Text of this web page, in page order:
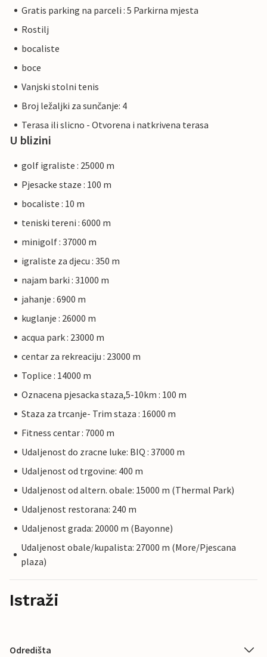
Gratis parking na parceli : 5 Parkirna mjesta
Rostilj
bocaliste
boce
Vanjski stolni tenis
Broj ležaljki za sunčanje: 4
Terasa ili slicno - Otvorena i natkrivena terasa
U blizini
golf igraliste : 25000 m
Pjesacke staze : 100 m
bocaliste : 10 m
teniski tereni : 6000 m
minigolf : 37000 m
igraliste za djecu : 350 m
najam barki : 31000 m
jahanje : 6900 m
kuglanje : 26000 m
acqua park : 23000 m
centar za rekreaciju : 23000 m
Toplice : 14000 m
Oznacena pjesacka staza,5-10km : 100 m
Staza za trcanje- Trim staza : 16000 m
Fitness centar : 7000 m
Udaljenost do zracne luke: BIQ : 37000 m
Udaljenost od trgovine: 400 m
Udaljenost od altern. obale: 15000 m (Thermal Park)
Udaljenost restorana: 240 m
Udaljenost grada: 20000 m (Bayonne)
Udaljenost obale/kupalista: 27000 m (More/Pjescana
plaza)
Istraži
Odredišta